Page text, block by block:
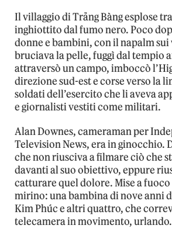
Il villaggio di Trảng Bàng esplose
inghiottito dal fumo nero. Poco
donne e bambini, con il napalm sui
bruciava la pelle, fuggì dal tempio
attraversò un campo, imboccò
direzione sud-est e corse verso la
soldati dell’esercito che li aveva
e giornalisti vestiti come militari.
Alan Downes, cameraman per
Television News, era in ginocchio.
che non riusciva a filmare ciò che
davanti al suo obiettivo, eppure
catturare quel dolore. Mise a
mirino: una bambina di nove anni
Kim Phúc e altri quattro, che
telecamera in movimento, urlando.